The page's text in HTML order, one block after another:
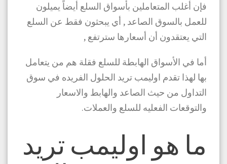
فإن أغلب المتعاملين بأسواق السلع أيضاً يميلون
للعمل بالسوق الصاعد , أي يبحثون فقط عن السلع
التي يعتقدون أن أسعارها سترتفع ,
أما في الأسواق الهابطة للسلع فقلة هم من يتعامل
بها لهذا تقدم اوليمب تريد الحلول الفريده في سوق
التداول من حيث الصاعد والهابط والاسعار
والتوقعات الفعليه للسلع والعملات.
ما هو اوليمب تريد